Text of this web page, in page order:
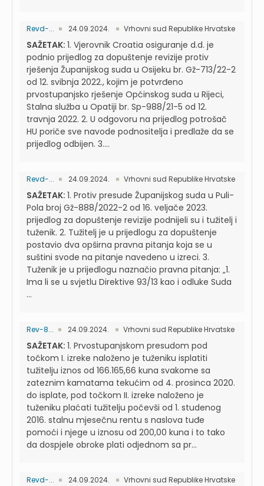
Revd-... 24.09.2024. Vrhovni sud Republike Hrvatske
SAŽETAK: 1. Vjerovnik Croatia osiguranje d.d. je
podnio prijedlog za dopuštenje revizije protiv
rješenja Županijskog suda u Osijeku br. Gž-713/22-2
od 12. svibnja 2022., kojim je potvrđeno
prvostupanjsko rješenje Općinskog suda u Rijeci,
Stalna služba u Opatiji br. Sp-988/21-5 od 12.
travnja 2022. 2. U odgovoru na prijedlog potrošač
HU poriče sve navode podnositelja i predlaže da se
prijedlog odbijen. 3....
Revd-... 24.09.2024. Vrhovni sud Republike Hrvatske
SAŽETAK: 1. Protiv presude Županijskog suda u Puli-
Pola broj Gž-888/2022-2 od 16. veljače 2023.
prijedlog za dopuštenje revizije podnijeli su i tužitelj i
tuženik. 2. Tužitelj je u prijedlogu za dopuštenje
postavio dva opširna pravna pitanja koja se u
suštini svode na pitanje navedeno u izreci. 3.
Tuženik je u prijedlogu naznačio pravna pitanja: „1.
Ima li se u svjetlu Direktive 93/13 kao i odluke Suda
...
Rev-8... 24.09.2024. Vrhovni sud Republike Hrvatske
SAŽETAK: 1. Prvostupanjskom presudom pod
točkom I. izreke naloženo je tuženiku isplatiti
tužitelju iznos od 166.165,66 kuna svakome sa
zateznim kamatama tekućim od 4. prosinca 2020.
do isplate, pod točkom II. izreke naloženo je
tuženiku plaćati tužitelju počevši od 1. studenog
2016. stalnu mjesečnu rentu s naslova tuđe
pomoći i njege u iznosu od 200,00 kuna i to tako
da dospjele obroke plati odjednom sa pr...
Revd-... 24.09.2024. Vrhovni sud Republike Hrvatske